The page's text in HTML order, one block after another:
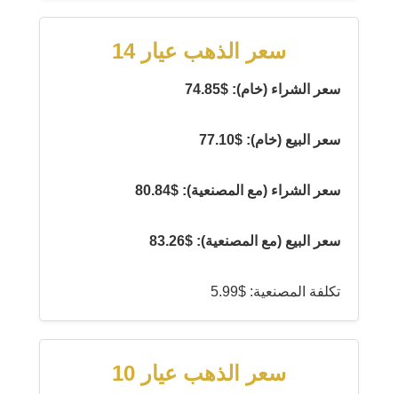
سعر الذهب عيار 14
سعر الشراء (خام): $74.85
سعر البيع (خام): $77.10
سعر الشراء (مع المصنعية): $80.84
سعر البيع (مع المصنعية): $83.26
تكلفة المصنعية: $5.99
سعر الذهب عيار 10